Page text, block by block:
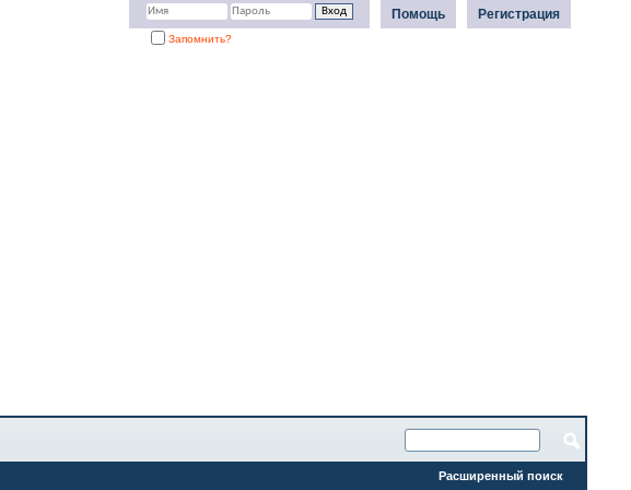
Регистрация
Помощь
Запомнить?
Расширенный поиск